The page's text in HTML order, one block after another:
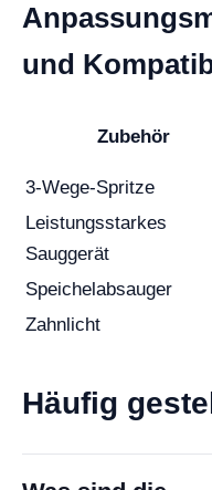
und
Zubehör
3-Wege-Spritze
Leistungsstarkes
Sauggerät
Speichelabsauger
Zahnlicht
Häufig